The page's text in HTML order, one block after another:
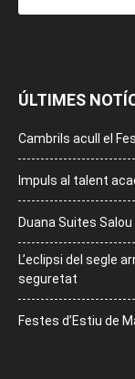
ÚLTIMES
Cambrils acull el
Impuls al talent
Duana Suites
L’eclipsi del segle
seguretat
Festes d’Estiu de